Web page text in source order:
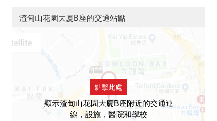
渣甸山花園大廈B座的交通站點
點擊此處
顯示渣甸山花園大廈B座附近的交通連
線，設施，醫院和學校